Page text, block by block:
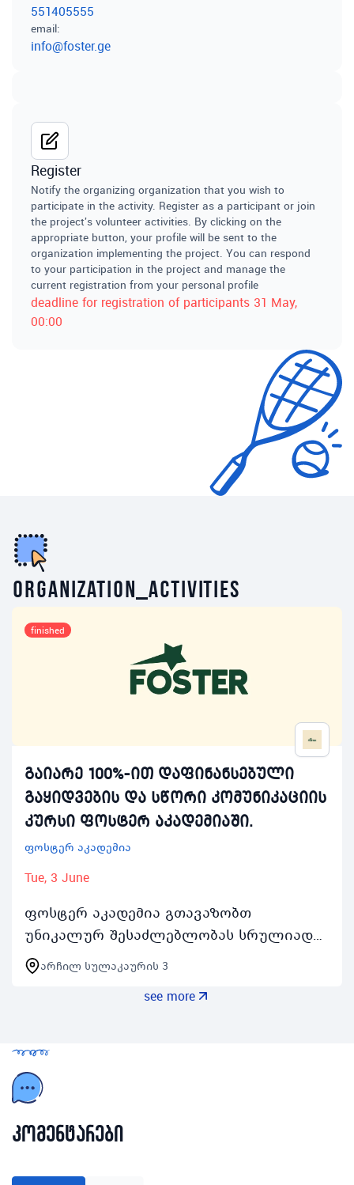
551405555
email:
info@foster.ge
Register
Notify the organizing organization that you wish to
participate in the activity. Register as a participant or join
the project's volunteer activities. By clicking on the
appropriate button, your profile will be sent to the
organization implementing the project. You can respond
to your participation in the project and manage the
current registration from your personal profile
deadline for registration of participants 31 May,
00:00
organization_activities
finished
გაიარე 100%-ით დაფინანსებული
გაყიდვების და სწორი კომუნიკაციის
კურსი ფოსტერ აკადემიაში.
ფოსტერ აკადემია
Tue, 3 June
ფოსტერ აკადემია გთავაზობთ
უნიკალურ შესაძლებლობას სრულიად
დაფინანსებულ გაყიდვების და სწორი
კომუნიკაციის სასწავლო კურსს ეს
კურსი შექმნილია იმისთვის რომ…
არჩილ სულაკაურის 3
see more
კომენტარები